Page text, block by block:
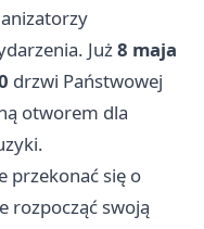
Już8 maja
drzwi Państwowej
otworem dla
przekonać się o
rozpocząć swoją